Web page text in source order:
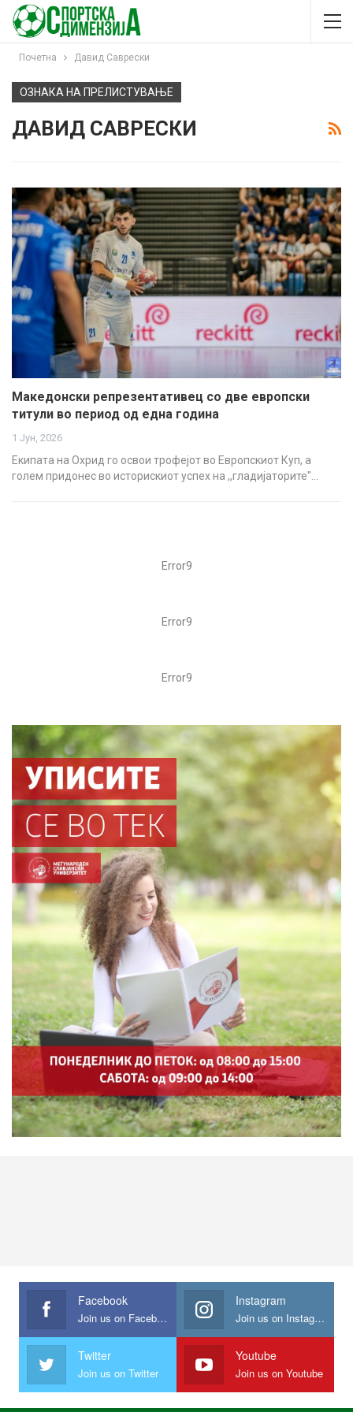
Почетна Давид Саврески
ОЗНАКА НА ПРЕЛИСТУВАЊЕ
ДАВИД САВРЕСКИ
Македонски репрезентативец со две европски
титули во период од една година
1 Јун, 2026
Екипата на Охрид го освои трофејот во Европскиот Куп, а
голем придонес во историскиот успех на ,,гладијаторите"…
Error9
Error9
Error9
Facebook
Join us on Facebook
Instagram
Join us on Instagram
Twitter
Join us on Twitter
Youtube
Join us on Youtube